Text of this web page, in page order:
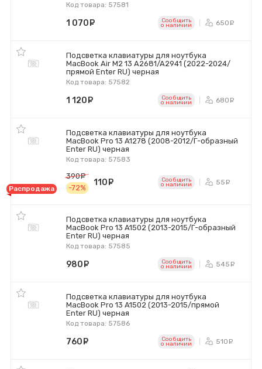
Код товара: 57581
1 070 Сообщить
o наличии 650
Подсветка клавиатуры для ноутбука
MacBook Air M2 13 A2681/A2941 (2022-2024/
прямой Enter RU) черная
Код товара: 57582
1 120 Сообщить
o наличии 680
Подсветка клавиатуры для ноутбука
MacBook Pro 13 A1278 (2008-2012/Г-образный
Enter RU) черная
Код товара: 57583
Распродажа
390
-72%
110 Сообщить
o наличии 55
Подсветка клавиатуры для ноутбука
MacBook Pro 13 A1502 (2013-2015/Г-образный
Enter RU) черная
Код товара: 57585
980 Сообщить
o наличии 545
Подсветка клавиатуры для ноутбука
MacBook Pro 13 A1502 (2013-2015/прямой
Enter RU) черная
Код товара: 57586
760 Сообщить
o наличии 510